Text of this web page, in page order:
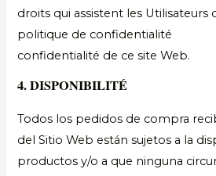
droits qui assistent les
politique de confidentialité
confidentialité de ce site Web.
4. DISPONIBILITÉ
Todos los pedidos de compra
del Sitio Web están sujetos a la
productos y/o a que ninguna